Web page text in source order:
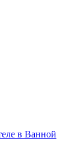
в Ванной